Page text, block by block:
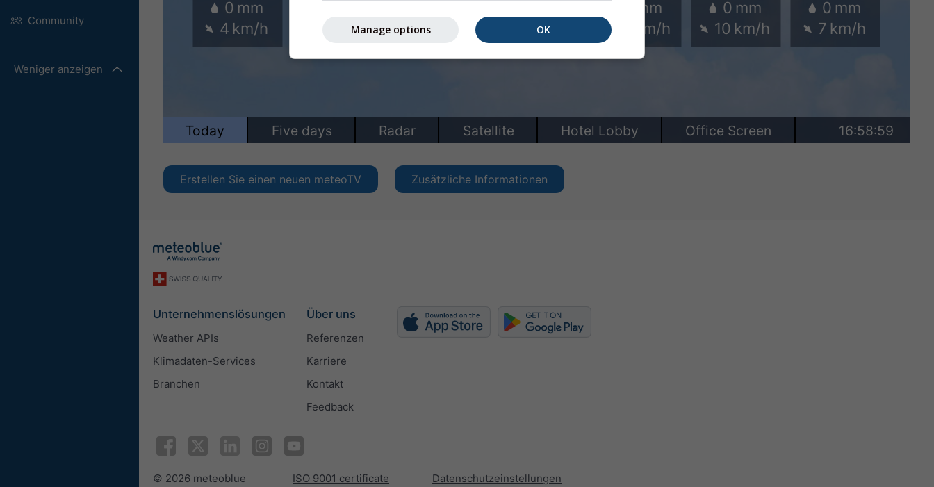
Community
Weniger anzeigen
Erstellen Sie einen neuen meteoTV Zusätzliche Informationen
Unternehmenslösungen
Weather APIs
Klimadaten-Services
Branchen
Über uns
Referenzen
Karriere
Kontakt
Feedback
© 2026 meteoblue ISO 9001 certificate Datenschutzeinstellungen
OK
Manage options